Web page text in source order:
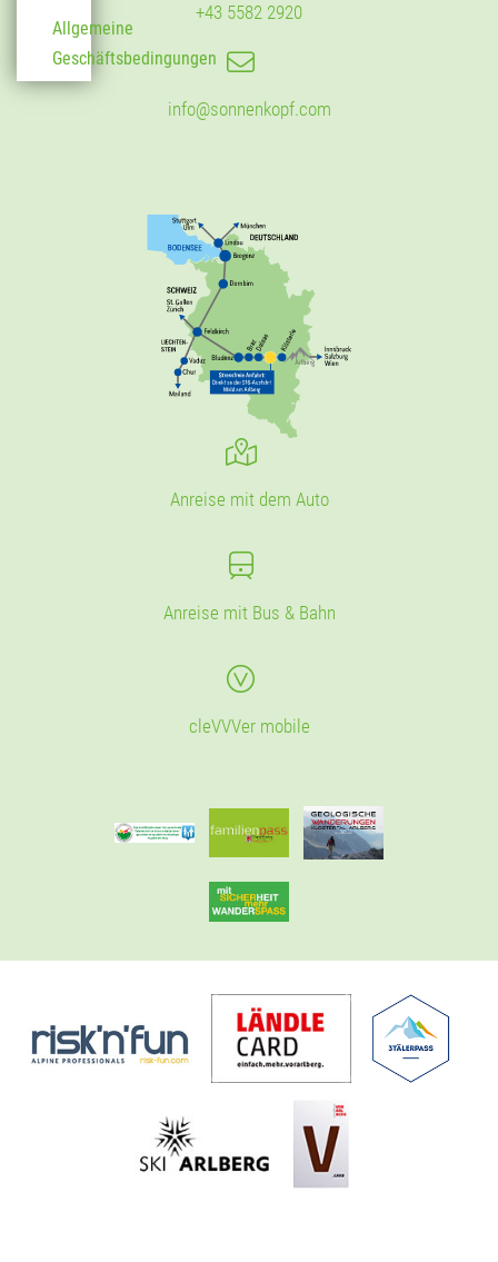
Allgemeine
Geschäftsbedingungen
+43 5582 2920
info@sonnenkopf.com
Anreise mit dem Auto
Anreise mit Bus & Bahn
cleVVVer mobile